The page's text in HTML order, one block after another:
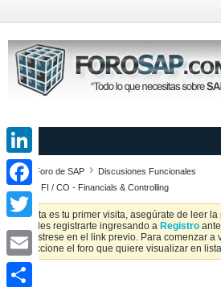
Foro de SAP
Discusiones Funcionales
SAP FI / CO - Financials & Controlling
Si esta es tu primer visita, asegúrate de leer
Puedes registrarte ingresando a Registro
Regístrese en el link previo. Para comenzar a
seleccione el foro que quiere visualizar en
LinkedIn
Facebook
Twitter
Email